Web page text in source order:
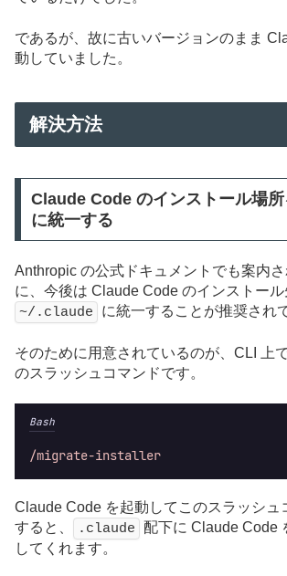
であるが、故に古いバージョンのまま
動していました。
解決方法
Claude Code のインストール場所
に統一する
Anthropic の公式ドキュメントでも案内さ
に、今後は Claude Code のインストール
~/.claude に統一することが推奨され
そのために用意されているのが、CLI 上
のスラッシュコマンドです。
Bash
/migrate-installer
Claude Code を起動してこのスラッシュ
すると、
.claude
配下に Claude Code
してくれます。